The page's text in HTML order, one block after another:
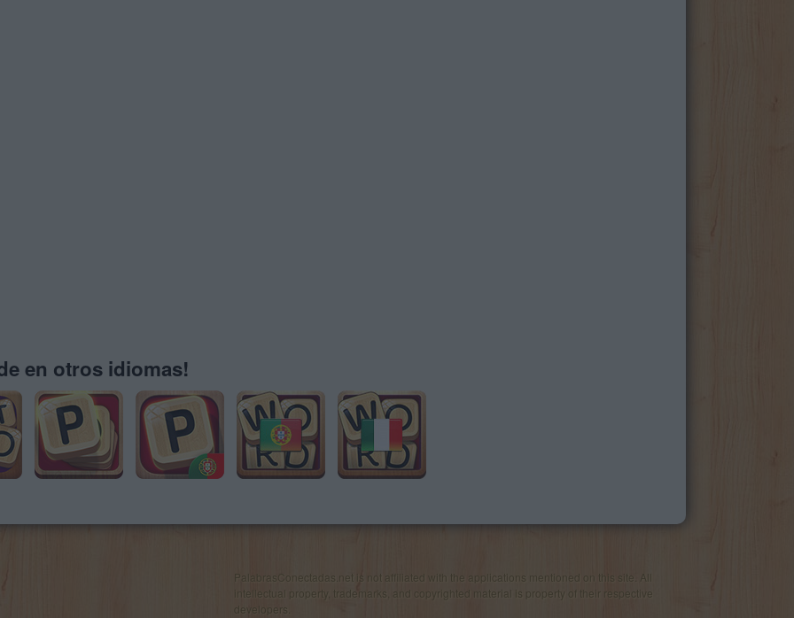
en otros idiomas!
PalabrasConectadas.net is not affiliated with the applications mentioned on this site. All
intellectual property, trademarks, and copyrighted material is property of their respective
developers.